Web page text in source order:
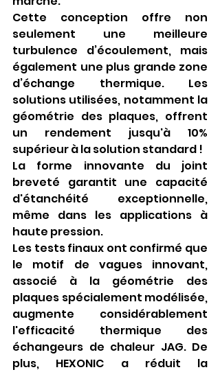
Cette conception offre non
seulement une meilleure
turbulence d’écoulement, mais
également une plus grande zone
d’échange thermique. Les
solutions utilisées, notamment la
géométrie des plaques, offrent
un rendement jusqu'à 10%
supérieur à la solution standard !
La forme innovante du joint
breveté garantit une capacité
d'étanchéité exceptionnelle,
même dans les applications à
haute pression.
Les tests finaux ont confirmé que
le motif de vagues innovant,
associé à la géométrie des
plaques spécialement modélisée,
augmente considérablement
l'efficacité thermique des
échangeurs de chaleur JAG. De
plus, HEXONIC a réduit la